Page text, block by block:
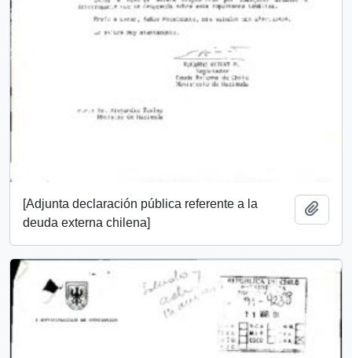
[Adjunta declaración pública referente a la
deuda externa chilena]